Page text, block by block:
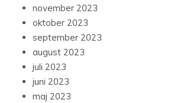
november 2023
oktober 2023
september 2023
august 2023
juli 2023
juni 2023
maj 2023